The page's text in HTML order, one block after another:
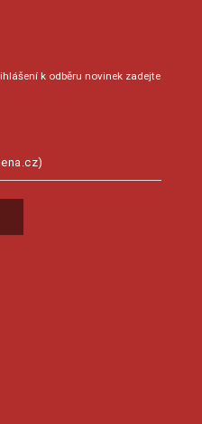
k odběru novinek zadejte